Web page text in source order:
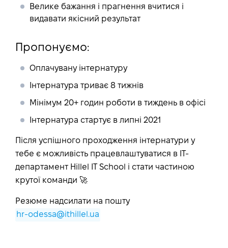
Велике бажання і прагнення вчитися і
видавати якісний результат
Пропонуємо:
Оплачувану інтернатуру
Інтернатура триває 8 тижнів
Мінімум 20+ годин роботи в тиждень в офісі
Інтернатура стартує в липні 2021
Після успішного проходження інтернатури у
тебе є можливість працевлаштуватися в IT-
департамент Hillel IT School і стати частиною
крутої команди 🚀
Резюме надсилати на пошту
hr-odessa@ithillel.ua